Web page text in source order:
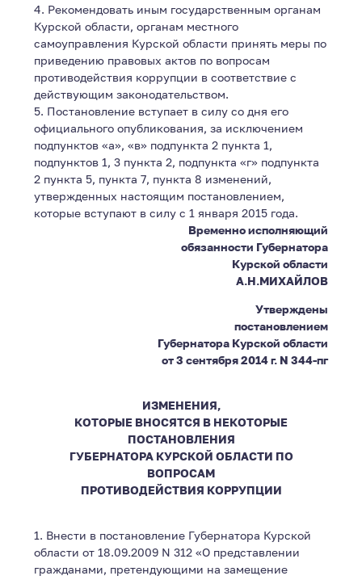
4. Рекомендовать иным государственным органам
Курской области, органам местного
самоуправления Курской области принять меры по
приведению правовых актов по вопросам
противодействия коррупции в соответствие с
действующим законодательством.
5. Постановление вступает в силу со дня его
официального опубликования, за исключением
подпунктов «а», «в» подпункта 2 пункта 1,
подпунктов 1, 3 пункта 2, подпункта «г» подпункта
2 пункта 5, пункта 7, пункта 8 изменений,
утвержденных настоящим постановлением,
которые вступают в силу с 1 января 2015 года.
Временно исполняющий
обязанности Губернатора
Курской области
А.Н.МИХАЙЛОВ
Утверждены
постановлением
Губернатора Курской области
от 3 сентября 2014 г. N 344-пг
ИЗМЕНЕНИЯ,
КОТОРЫЕ ВНОСЯТСЯ В НЕКОТОРЫЕ
ПОСТАНОВЛЕНИЯ
ГУБЕРНАТОРА КУРСКОЙ ОБЛАСТИ ПО
ВОПРОСАМ
ПРОТИВОДЕЙСТВИЯ КОРРУПЦИИ
1. Внести в постановление Губернатора Курской
области от 18.09.2009 N 312 «О представлении
гражданами, претендующими на замещение